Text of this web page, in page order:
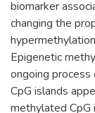
biomarker
changing the
Epigenetic
ongoing
CpG islands
methylated CpG